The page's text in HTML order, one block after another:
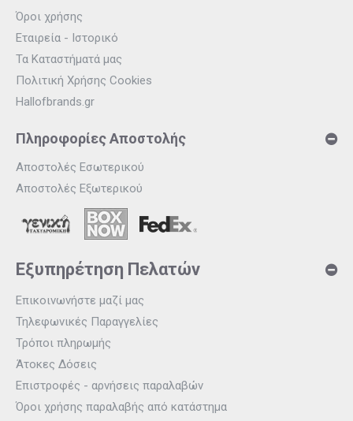
Όροι χρήσης
Εταιρεία - Ιστορικό
Τα Καταστήματά μας
Πολιτική Χρήσης Cookies
Hallofbrands.gr
Πληροφορίες Αποστολής
Αποστολές Εσωτερικού
Αποστολές Εξωτερικού
Εξυπηρέτηση Πελατών
Επικοινωνήστε μαζί μας
Τηλεφωνικές Παραγγελίες
Τρόποι πληρωμής
Άτοκες Δόσεις
Επιστροφές - αρνήσεις παραλαβών
Όροι χρήσης παραλαβής από κατάστημα